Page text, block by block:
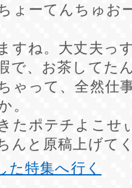
ょーてんちゅお
すね。大丈夫っ
で、お茶してた
ゃって、全然仕
。
たポテチよこせ
んと原稿上げて
た特集へ行く